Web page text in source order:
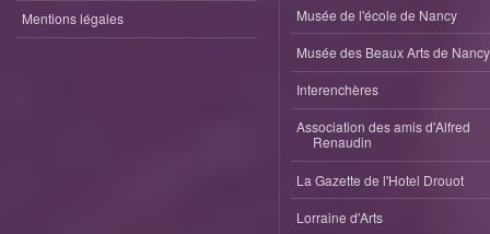
Mentions légales Musée de l'école de Nancy
Musée des Beaux Arts de Nancy
Interenchères
Association des amis d'Alfred
Renaudin
La Gazette de l'Hotel Drouot
Lorraine d'Arts